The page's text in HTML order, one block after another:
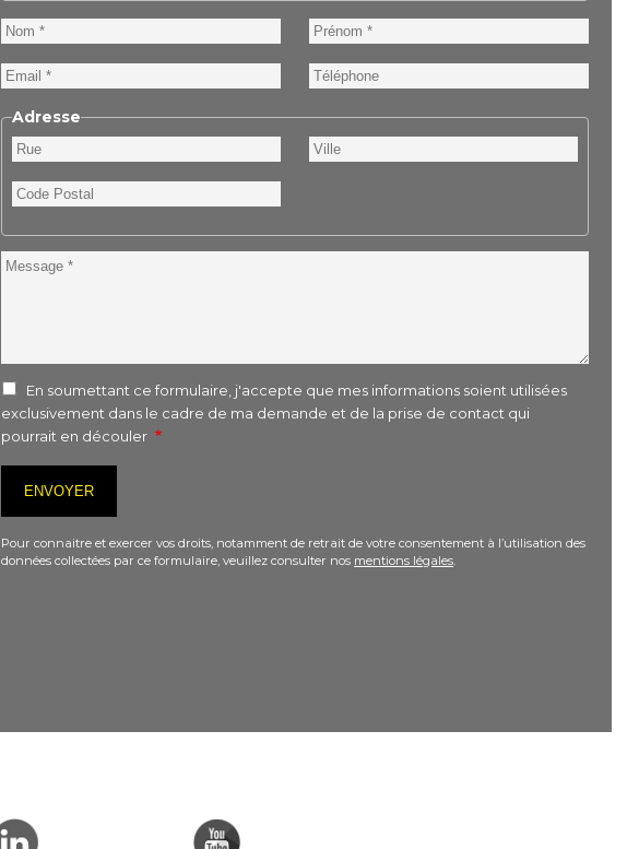
Nom Prénom
Email Téléphone
Adresse
Rue Ville
Code
Postal
Message
En soumettant ce formulaire, j'accepte que mes informations soient utilisées
exclusivement dans le cadre de ma demande et de la prise de contact qui
pourrait en découler
Pour connaitre et exercer vos droits, notamment de retrait de votre consentement à l’utilisation des
données collectées par ce formulaire, veuillez consulter nos mentions légales.